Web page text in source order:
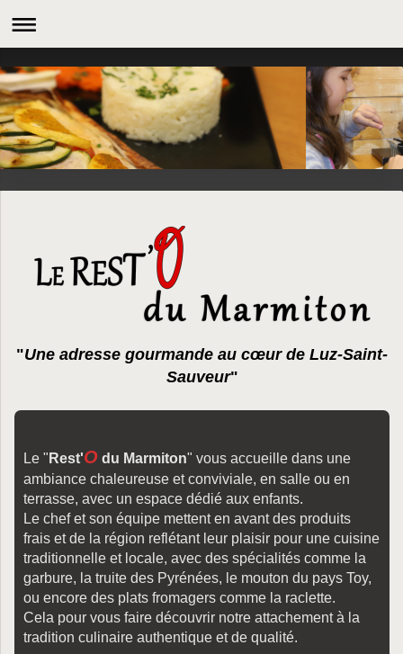
"Une adresse gourmande au cœur de Luz-Saint-
Sauveur"
Le " Rest'O du Marmiton" vous accueille dans une
ambiance chaleureuse et conviviale, en salle ou en
terrasse, avec un espace dédié aux enfants.
Le chef et son équipe mettent en avant des produits
frais et de la région reflétant leur plaisir pour une cuisine
traditionnelle et locale, avec des spécialités comme la
garbure, la truite des Pyrénées, le mouton du pays Toy,
ou encore des plats fromagers comme la raclette.
Cela pour vous faire découvrir notre attachement à la
tradition culinaire authentique et de qualité.